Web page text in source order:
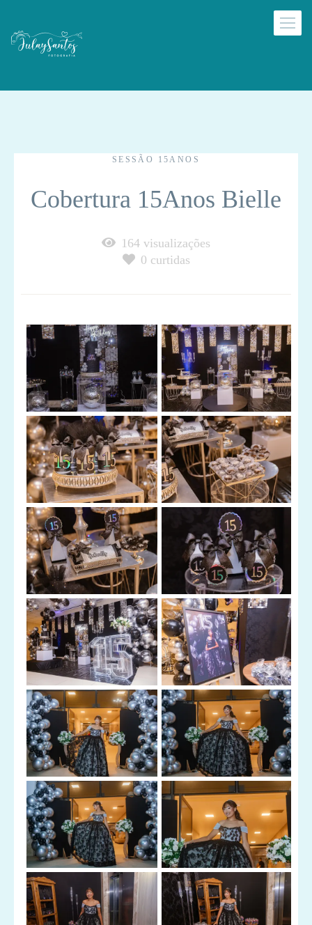
SESSÃO 15ANOS
Cobertura 15Anos Bielle
164 visualizações
0 curtidas